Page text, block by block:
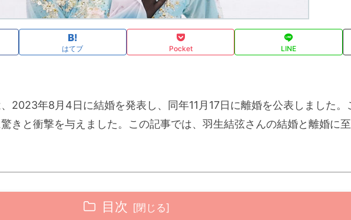
はてブ Pocket LINE
2023年8月4日に結婚を発表し、同年11月17日に離婚を公表しました
きと衝撃を与えました。この記事では、羽生結弦さんの結婚と離婚に
目次